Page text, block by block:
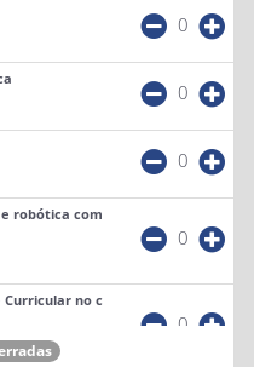
0
0
0
robótica com
0
Curricular no c
0